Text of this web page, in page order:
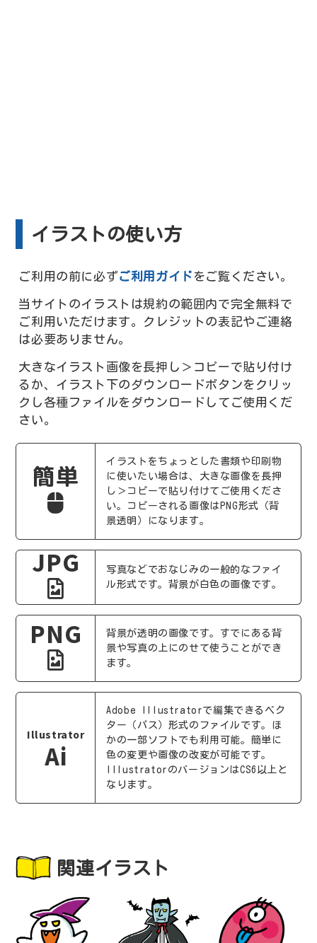
イラストの使い方
ご利用の前に必ずご利用ガイド をご覧ください。
当サイトのイラストは規約の範囲内で完全無料で
ご利用いただけます。クレジットの表記やご連絡
は必要ありません。
大きなイラスト画像を長押し＞コピーで貼り付け
るか、イラスト下のダウンロードボタンをクリッ
クし各種ファイルをダウンロードしてご使用くだ
さい。
簡単
イラストをちょっとした書類や印刷物
に使いたい場合は、大きな画像を長押
し＞コピーで貼り付けてご使用くださ
い。コピーされる画像はPNG形式（背
景透明）になります。
JPG
写真などでおなじみの一般的なファイ
ル形式です。背景が白色の画像です。
PNG
背景が透明の画像です。すでにある背
景や写真の上にのせて使うことができ
ます。
Illustrator
Ai
Adobe Illustratorで編集できるベク
ター（パス）形式のファイルです。ほ
かの一部ソフトでも利用可能。簡単に
色の変更や画像の改変が可能です。
IllustratorのバージョンはCS6以上と
なります。
関連イラスト